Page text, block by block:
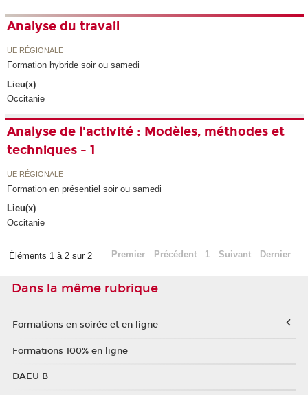
Analyse du travail
UE RÉGIONALE
Formation hybride soir ou samedi
Lieu(x)
Occitanie
Analyse de l'activité : Modèles, méthodes et
techniques - 1
UE RÉGIONALE
Formation en présentiel soir ou samedi
Lieu(x)
Occitanie
Éléments 1 à 2 sur 2 Premier Précédent 1 Suivant Dernier
Dans la même rubrique
Formations en soirée et en ligne
Formations 100% en ligne
DAEU B